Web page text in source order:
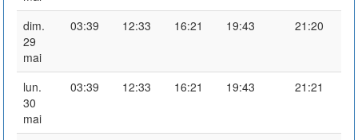
dim.
29
mai
03:39 12:33 16:21 19:43 21:20
lun.
30
mai
03:39 12:33 16:21 19:43 21:21